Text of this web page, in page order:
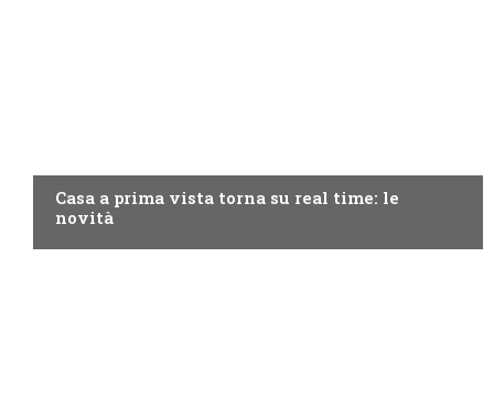
Casa a prima vista torna su real time: le
novità